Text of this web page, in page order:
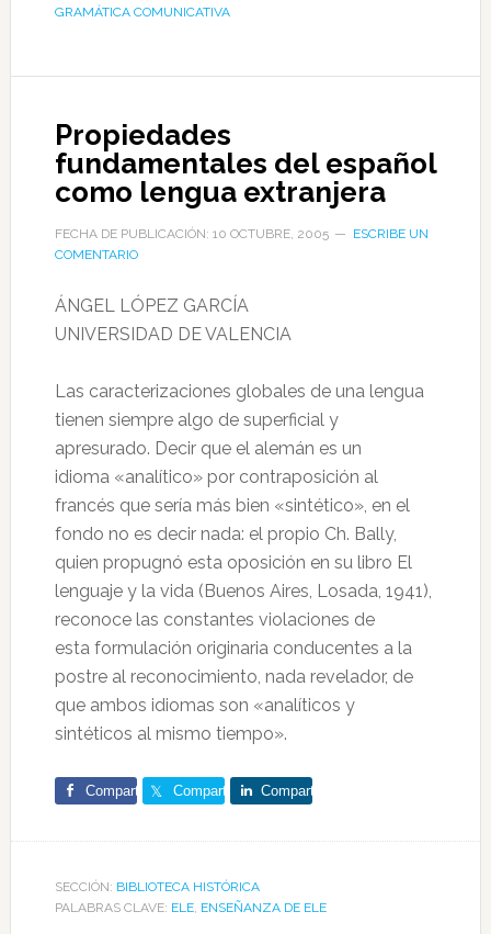
GRAMÁTICA COMUNICATIVA
Propiedades
fundamentales del español
como lengua extranjera
FECHA DE PUBLICACIÓN: 10 OCTUBRE, 2005
ESCRIBE UN
COMENTARIO
ÁNGEL LÓPEZ GARCÍA
UNIVERSIDAD DE VALENCIA
Las caracterizaciones globales de una lengua
tienen siempre algo de superficial y
apresurado. Decir que el alemán es un
idioma «analítico» por contraposición al
francés que sería más bien «sintético», en el
fondo no es decir nada: el propio Ch. Bally,
quien propugnó esta oposición en su libro El
lenguaje y la vida (Buenos Aires, Losada, 1941),
reconoce las constantes violaciones de
esta formulación originaria conducentes a la
postre al reconocimiento, nada revelador, de
que ambos idiomas son «analíticos y
sintéticos al mismo tiempo».
Comparte Comparte Comparte
SECCIÓN: BIBLIOTECA HISTÓRICA
PALABRAS CLAVE: ELE, ENSEÑANZA DE ELE